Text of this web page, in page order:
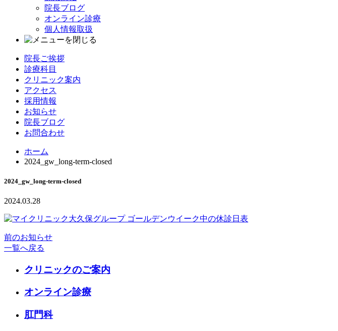
院長ブログ
オンライン診療
個人情報取扱
院長ご挨拶
診療科目
クリニック案内
アクセス
採用情報
お知らせ
院長ブログ
お問合わせ
ホーム
2024_gw_long-term-closed
2024_gw_long-term-closed
2024.03.28
前のお知らせ
一覧へ戻る
クリニックのご案内
オンライン診療
肛門科